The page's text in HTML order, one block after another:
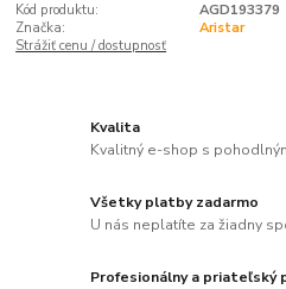
Kód produktu:
AGD193379
Značka:
Aristar
Strážiť cenu / dostupnosť
Kvalita
Kvalitný e-shop s
Všetky platby zadarmo
U nás neplatíte za žiadny
Profesionálny a priateľský